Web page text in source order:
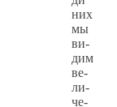
них
мы
ви­
дим
ве­
ли­
че­